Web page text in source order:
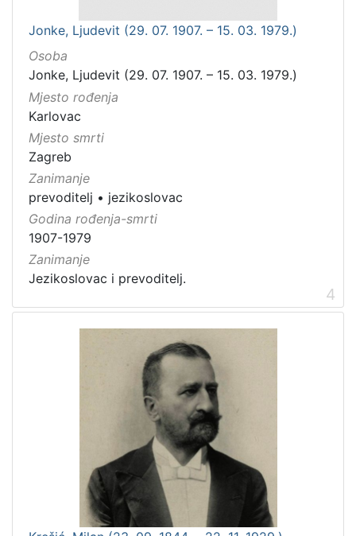
Jonke, Ljudevit (29. 07. 1907. – 15. 03. 1979.)
Osoba
Jonke, Ljudevit (29. 07. 1907. – 15. 03. 1979.)
Mjesto rođenja
Karlovac
Mjesto smrti
Zagreb
Zanimanje
prevoditelj • jezikoslovac
Godina rođenja-smrti
1907-1979
Zanimanje
Jezikoslovac i prevoditelj.
4